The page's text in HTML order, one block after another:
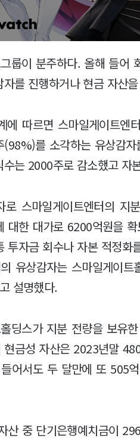
룹이 분주하다. 올해 들어
자를 진행하거나 현금 자산
에 따르면 스마일게이트
를 소각하는 유상감
수는 2000주로 감소했고 자
로 스마일게이트엔터의 지
대한 대가로 6200억원을
투자금 회수나 자본 적정
유상감자는 스마일게이
설명했다.
딩스가 지분 전량을 보유
현금성 자산은 2023년말
어서도 두 달만에 또 505
산 중 단기은행예치금이